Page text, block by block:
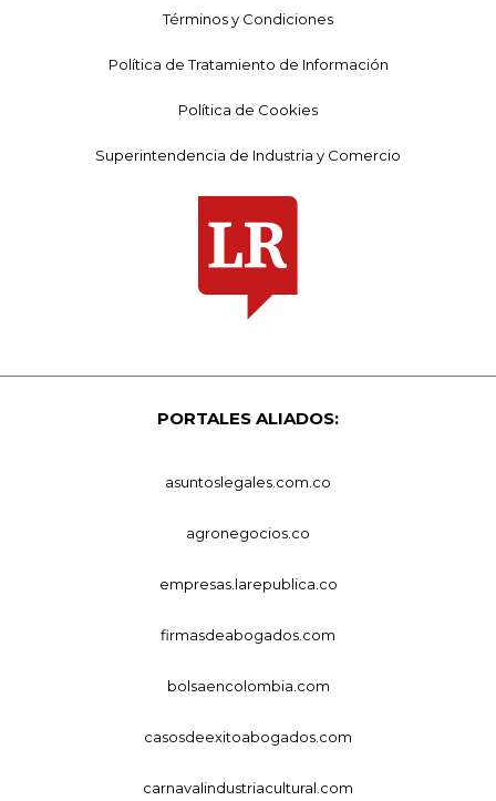
Términos y Condiciones
Política de Tratamiento de Información
Política de Cookies
Superintendencia de Industria y Comercio
PORTALES ALIADOS:
asuntoslegales.com.co
agronegocios.co
empresas.larepublica.co
firmasdeabogados.com
bolsaencolombia.com
casosdeexitoabogados.com
carnavalindustriacultural.com